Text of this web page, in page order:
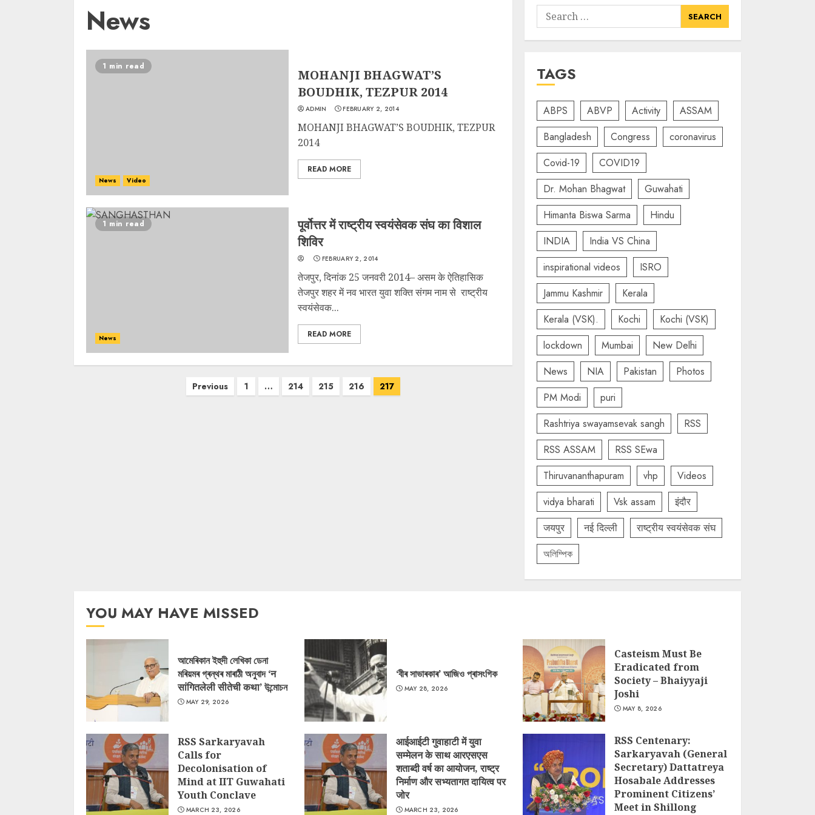
News
1 min read
News Video
MOHANJI BHAGWAT’S
BOUDHIK, TEZPUR 2014
ADMIN FEBRUARY 2, 2014
MOHANJI BHAGWAT’S BOUDHIK, TEZPUR
2014
READ MORE
1 min read
News
पूर्वोत्तर में राष्ट्रीय स्वयंसेवक संघ का विशाल
शिविर
FEBRUARY 2, 2014
तेजपुर, दिनांक 25 जनवरी 2014– असम के ऐतिहासिक
तेजपुर शहर में नव भारत युवा शक्ति संगम नाम से राष्ट्रीय
स्वयंसेवक...
READ MORE
Previous 1 … 214 215 216 217
Search
for:
TAGS
ABPS ABVP Activity
ASSAM
Bangladesh
Congress
coronavirus
Covid-19
COVID19
Dr. Mohan Bhagwat
Guwahati
Himanta Biswa Sarma
Hindu
INDIA
India VS China
inspirational videos
ISRO
Jammu Kashmir
Kerala
Kerala (VSK).
Kochi
Kochi (VSK)
lockdown
Mumbai
New Delhi
News
NIA Pakistan
Photos
PM Modi
puri
Rashtriya swayamsevak sangh
RSS
RSS ASSAM
RSS SEwa
Thiruvananthapuram
vhp
Videos
vidya bharati
Vsk assam
इंदौर
जयपुर
नई दिल्ली
राष्ट्रीय स्वयंसेवक संघ
অলিম্পিক
YOU MAY HAVE MISSED
আমেৰিকান ইহুদী লেখিকা ডেনা
মৰিয়মৰ গ্ৰন্থৰ মাৰাঠী অনুবাদ ‘न
सांगितलेली सीतेची कथा’ উন্মোচন
MAY 29, 2026
‘বীৰ সাভাৰকাৰ’ আজিও প্ৰাসংগিক
MAY 28, 2026
Casteism Must Be
Eradicated from
Society – Bhaiyyaji
Joshi
MAY 8, 2026
RSS Sarkaryavah
Calls for
Decolonisation of
Mind at IIT Guwahati
Youth Conclave
MARCH 23, 2026
आईआईटी गुवाहाटी में युवा
सम्मेलन के साथ आरएसएस
शताब्दी वर्ष का आयोजन, राष्ट्र
निर्माण और सभ्यतागत दायित्व पर
जोर
MARCH 23, 2026
RSS Centenary:
Sarkaryavah (General
Secretary) Dattatreya
Hosabale Addresses
Prominent Citizens’
Meet in Shillong